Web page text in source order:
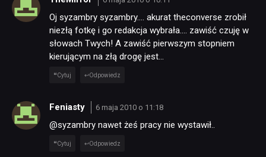
RECENZJE
PUBLICYSTYKA
KULTURA
RETRO
Oj syzambry syzambry…. akurat theconverse zrobił
niezłą fotkę i go redakcja wybrała…. zawiść czuję w
słowach Twych! A zawiść pierwszym stopniem
kierującym na złą drogę jest…
Cytuj Odpowiedz
Feniasty 6 maja 2010 o 11:18
@syzambry nawet żeś pracy nie wystawił..
Cytuj Odpowiedz